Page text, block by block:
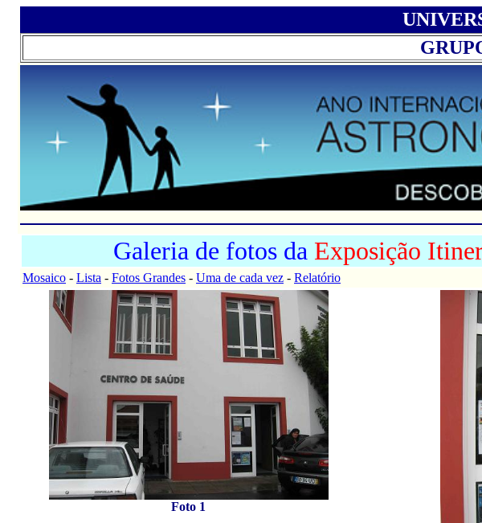
Galeria de fotos da Exposição
Mosaico - Lista - Fotos Grandes - Uma de cada vez - Relatório
Foto 1